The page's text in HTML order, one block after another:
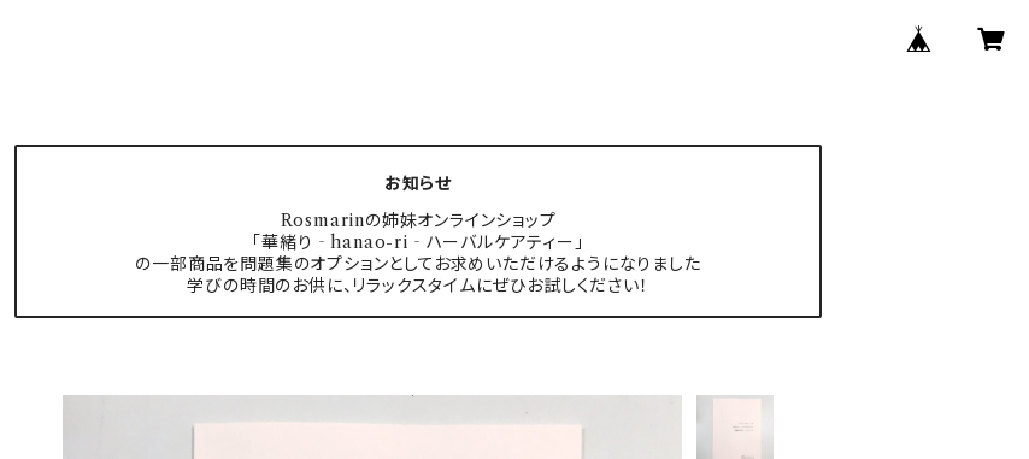
お知らせ
Rosmarinの姉妹オンラインショップ
「華緒り‐hanao-ri‐ハーバルケアティー」
の一部商品を問題集のオプションとしてお求めいただけるようになりました
学びの時間のお供に、リラックスタイムにぜひお試しください！